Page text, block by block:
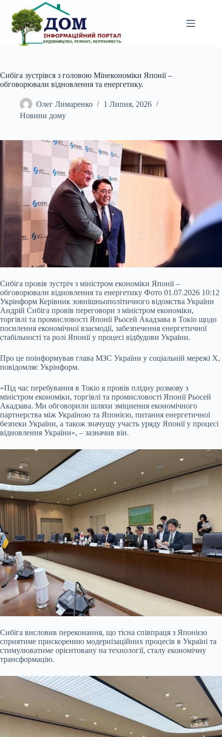
вмісту
Сибіга зустрівся з головою Мінекономіки Японії –
обговорювали відновлення та енергетику.
Олег Лимаренко
1 Липня, 2026
Новини дому
Сибіга провів зустріч з міністром економіки Японії –
обговорювали відновлення та енергетику Фото 01.07.2026 10:12
Укрінформ Керівник зовнішньополітичного відомства України
Андрій Сибіга провів переговори з міністром економіки,
торгівлі та промисловості Японії Рьосей Акадзава в Токіо щодо
посилення економічної взаємодії, забезпечення енергетичної
стабільності та ролі Японії у процесі відбудови України.
Про це поінформував глава МЗС України у соціальній мережі X,
повідомляє Укрінформ.
«Під час перебування в Токіо я провів плідну розмову з
міністром економіки, торгівлі та промисловості Японії Рьосей
Акадзава. Ми обговорили шляхи зміцнення економічного
партнерства між Україною та Японією, питання енергетичної
безпеки України, а також значущу участь уряду Японії у процесі
відновлення України», – зазначив він.
Сибіга висловив переконання, що тісна співпраця з Японією
сприятиме прискоренню модернізаційних процесів в Україні та
стимулюватиме орієнтовану на технології, сталу економічну
трансформацію.